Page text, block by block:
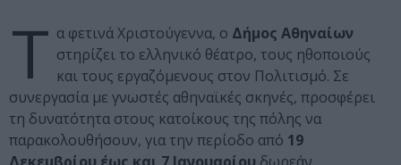
Τ α φετινά Χριστούγεννα, ο Δήμος Αθηναίων
στηρίζει το ελληνικό θέατρο, τους ηθοποιούς
και τους εργαζόμενους στον Πολιτισμό. Σε
συνεργασία με γνωστές αθηναϊκές σκηνές, προσφέρει
τη δυνατότητα στους κατοίκους της πόλης να
παρακολουθήσουν, για την περίοδο από 19